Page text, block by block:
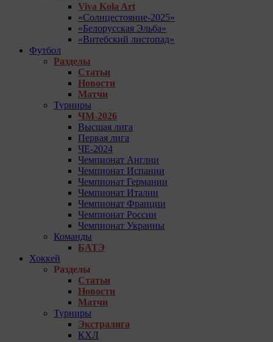
Viva Kola Art
«Солнцестояние-2025»
«Белорусская Эльба»
«Витебский листопад»
Футбол
Разделы
Статьи
Новости
Матчи
Турниры
ЧМ-2026
Высшая лига
Первая лига
ЧЕ-2024
Чемпионат Англии
Чемпионат Испании
Чемпионат Германии
Чемпионат Италии
Чемпионат Франции
Чемпионат России
Чемпионат Украины
Команды
БАТЭ
Хоккей
Разделы
Статьи
Новости
Матчи
Турниры
Экстралига
КХЛ